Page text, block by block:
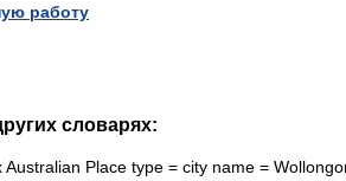
работу
словарях:
Place type = city name =